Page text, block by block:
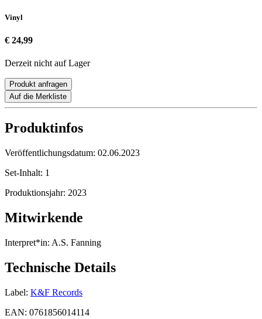
Vinyl
€ 24,99
Derzeit nicht auf Lager
Produkt anfragen
Auf die Merkliste
Produktinfos
Veröffentlichungsdatum: 02.06.2023
Set-Inhalt: 1
Produktionsjahr: 2023
Mitwirkende
Interpret*in: A.S. Fanning
Technische Details
Label: K&F Records
EAN: 0761856014114